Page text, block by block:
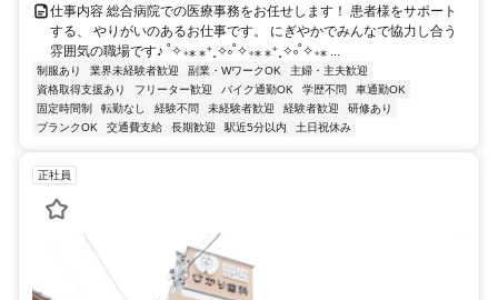
仕事内容 総合病院での医療事務をお任せします！ 患者様をサポート
する、 やりがいのあるお仕事です。 にぎやかでみんなで協力し合う
雰囲気の職場です♪ ˚✧₊⁎ ⁎⁺˳✧༚˚✧₊⁎ ⁎⁺˳✧༚˚✧₊⁎ ...
制服あり 業界未経験者歓迎 副業・WワークOK
主婦・主夫歓迎
資格取得支援あり
フリーター歓迎 バイク通勤OK 学歴不問
車通勤OK
固定時間制
転勤なし 経験不問 未経験者歓迎 経験者歓迎
研修あり
ブランクOK
交通費支給 長期歓迎 駅近5分以内 土日祝休み
正社員